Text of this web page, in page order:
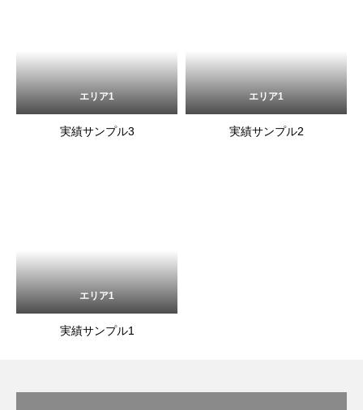
エリア1
実績サンプル3
エリア1
実績サンプル2
エリア1
実績サンプル1